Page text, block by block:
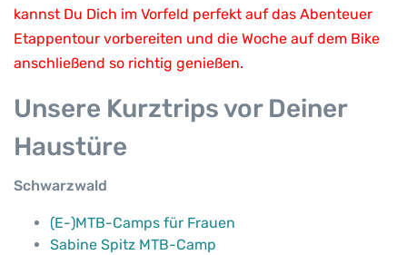
kannst Du Dich im Vorfeld perfekt auf das Abenteuer
Etappentour vorbereiten und die Woche auf dem Bike
anschließend so richtig genießen.
Unsere Kurztrips vor Deiner
Haustüre
Schwarzwald
(E-)MTB-Camps für Frauen
Sabine Spitz MTB-Camp